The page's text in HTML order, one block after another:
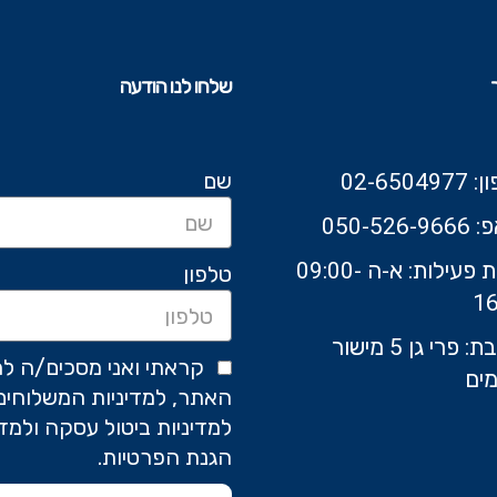
9666‬
שעות פעילות: א-ה 09:00-
כתובת: פרי גן 5 מישור
שלחו לנו הודעה
שם
טלפון
קראתי ואני מסכים/ה
האתר, למדיניות
למדיניות ביטול עסקה
הגנת הפרטיות.